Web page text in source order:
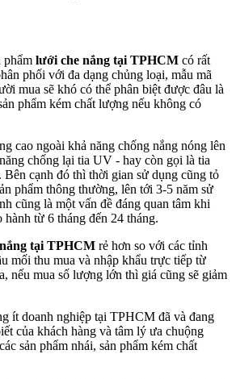
phẩm lưới che nắng tại TPHCM có rất
phối với đa dạng chủng loại, mẫu mã
mua sẽ khó có thể phân biệt được đâu là
phẩm kém chất lượng nếu không có
cao ngoài khả năng chống nắng nóng lên
chống lại tia UV - hay còn gọi là tia
cạnh đó thì thời gian sử dụng cũng tỏ
phẩm thông thường, lên tới 3-5 năm sử
cũng là một vấn đề đáng quan tâm khi
hành từ 6 tháng đến 24 tháng.
tại TPHCM rẻ hơn so với các tỉnh
mối thu mua và nhập khẩu trực tiếp từ
nếu mua số lượng lớn thì giá cũng sẽ giảm
ít doanh nghiệp tại TPHCM đã và đang
của khách hàng và tâm lý ưa chuộng
sản phẩm nhái, sản phẩm kém chất